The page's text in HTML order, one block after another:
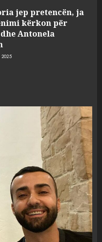
jep pretencën, ja
kërkon për
Antonela